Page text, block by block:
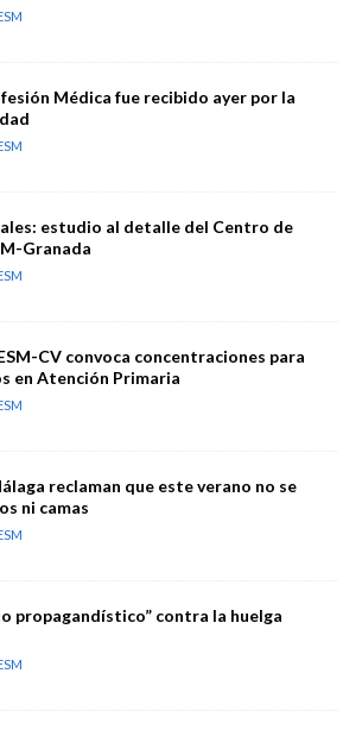
Médica fue recibido ayer por la
estudio al detalle del Centro de
Granada
CV convoca concentraciones para
en Atención Primaria
reclaman que este verano no se
ni camas
propagandístico” contra la huelga